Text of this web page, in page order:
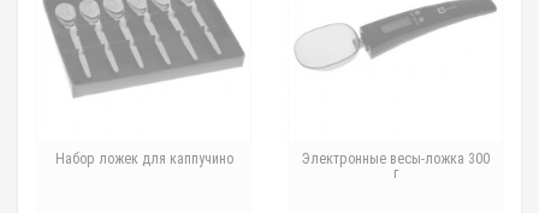
Набор ложек для каппучино
Электронные весы-ложка 300
г